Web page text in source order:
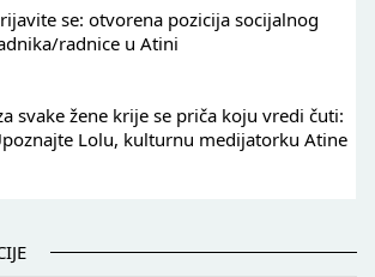
se: otvorena pozicija socijalnog
radnice u Atini
svake žene krije se priča koju vredi čuti:
Lolu, kulturnu medijatorku Atine